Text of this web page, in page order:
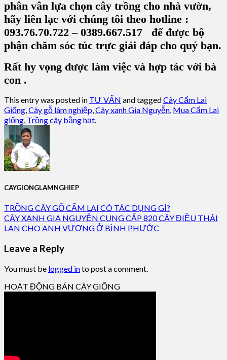
phân vân lựa chọn cây trồng cho nhà vườn,
hãy liên lạc với chúng tôi theo hotline :
093.76.70.722 – 0389.667.517 để được bộ
phận chăm sóc túc trực giải đáp cho quý bạn.
Rất hy vọng được làm việc và hợp tác với bà
con .
This entry was posted in TƯ VẤN and taggedCây Cẩm Lai
Giống Cây gỗ lâm nghiệp Cây xanh Gia Nguyễn Mua Cẩm Lai
giống Trồng cây bằng hạt
CAYGIONGLAMNGHIEP
TRỒNG CÂY GỖ CẨM LAI CÓ TÁC DỤNG GÌ?
CÂY XANH GIA NGUYỄN CUNG CẤP 820 CÂY ĐIỀU THÁI
LAN CHO ANH VƯƠNG Ở BÌNH PHƯỚC
Leave a Reply
You must be logged into post a comment.
HOẠT ĐỘNG BÁN CÂY GIỐNG